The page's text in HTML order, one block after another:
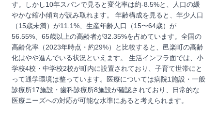
す。しかし10年スパンで見ると変化率は約-8.5%と、人口の緩
やかな縮小傾向が読み取れます。 年齢構成を見ると、年少人口
（15歳未満）が11.1%、生産年齢人口（15〜64歳）が
56.55%、65歳以上の高齢者が32.35%を占めています。全国の
高齢化率（2023年時点・約29%）と比較すると、邑楽町の高齢
化はやや進んでいる状況といえます。 生活インフラ面では、小
学校4校・中学校2校が町内に設置されており、子育て世帯にと
って通学環境は整っています。医療については病院1施設・一般
診療所17施設・歯科診療所8施設が確認されており、日常的な
医療ニーズへの対応が可能な水準にあると考えられます。